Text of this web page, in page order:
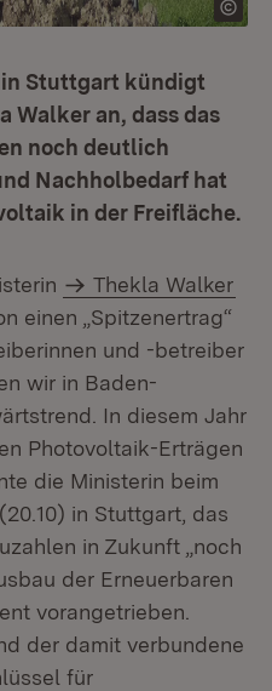
Stuttgart kündigt
Walker an, dass das
noch deutlich
Nachholbedarf hat
in der Freifläche.
Thekla Walker
einen „Spitzenertrag“
und -betreiber
wir in Baden-
In diesem Jahr
Photovoltaik-Erträgen
die Ministerin beim
in Stuttgart, das
in Zukunft „noch
der Erneuerbaren
vorangetrieben.
der damit verbundene
für